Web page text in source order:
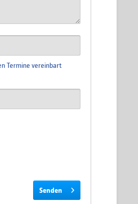
Termine vereinbart
Senden